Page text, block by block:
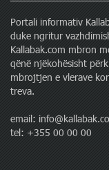
Portali informativ
duke ngritur
Kallabak.com mbron
qënë njëkohësisht
mbrojtjen e vlerave
treva.
email:
tel: +355 00 00 00